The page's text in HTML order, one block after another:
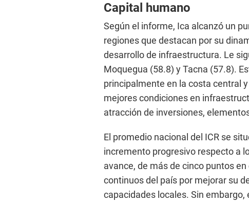
Capital humano
Según el informe, Ica alcanzó un
regiones que destacan por su
desarrollo de infraestructura. Le
Moquegua (58.8) y Tacna (57.8).
principalmente en la costa central
mejores condiciones en
atracción de inversiones,
El promedio nacional del ICR se
incremento progresivo respecto a
avance, de más de cinco puntos
continuos del país por mejorar su
capacidades locales. Sin